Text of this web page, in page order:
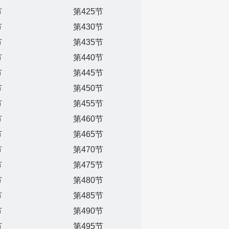
第425节
第430节
第435节
第440节
第445节
第450节
第455节
第460节
第465节
第470节
第475节
第480节
第485节
第490节
第495节